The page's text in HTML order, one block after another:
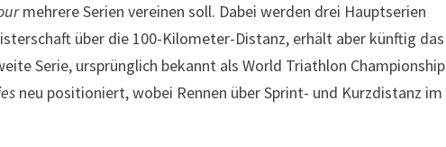
mehrere Serien vereinen soll. Dabei werden drei Hauptserien
über die 100-Kilometer-Distanz, erhält aber künftig das
Serie, ursprünglich bekannt als World Triathlon Championship
neu positioniert, wobei Rennen über Sprint- und Kurzdistanz im